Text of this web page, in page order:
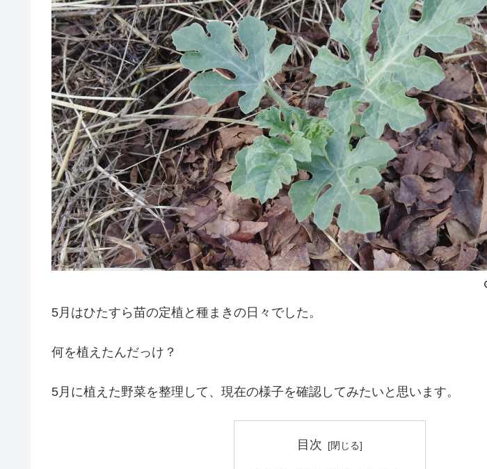
5月はひたすら苗の定植と種まきの日々でした。
何を植えたんだっけ？
5月に植えた野菜を整理して、現在の様子を確認してみたいと思います。
目次